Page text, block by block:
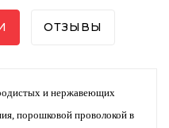
ОТЗЫВЫ
и нержавеющих
порошковой проволокой в